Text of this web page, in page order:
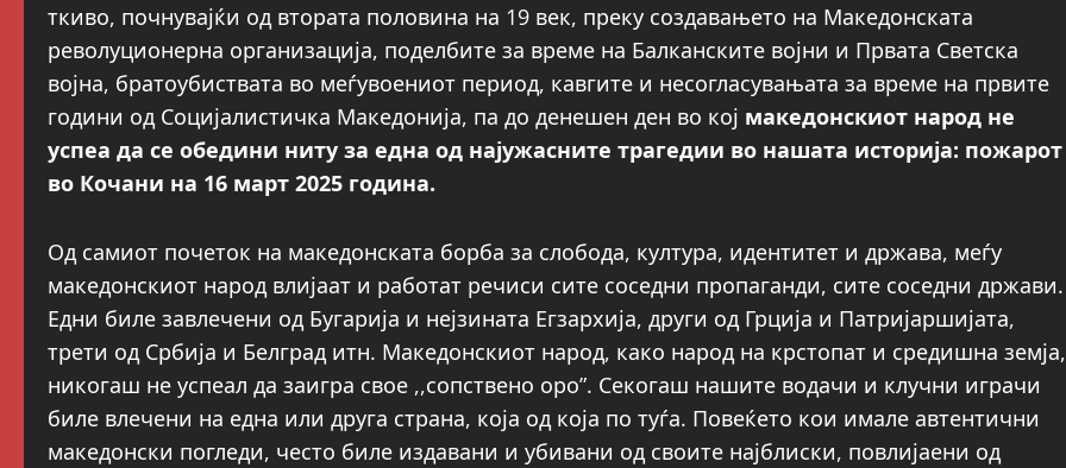
ткиво, почнувајќи од втората половина на 19 век, преку создавањето на Македонската
револуционерна организација, поделбите за време на Балканските војни и Првата Светска
војна, братоубиствата во меѓувоениот период, кавгите и несогласувањата за време на првите
години од Социјалистичка Македонија, па до денешен ден во кој македонскиот народ не
успеа да се обедини ниту за една од најужасните трагедии во нашата историја: пожарот
во Кочани на 16 март 2025 година.
Од самиот почеток на македонската борба за слобода, култура, идентитет и држава, меѓу
македонскиот народ влијаат и работат речиси сите соседни пропаганди, сите соседни држави.
Едни биле завлечени од Бугарија и нејзината Егзархија, други од Грција и Патријаршијата,
трети од Србија и Белград итн. Македонскиот народ, како народ на крстопат и средишна земја,
никогаш не успеал да заигра свое ,,сопствено оро”. Секогаш нашите водачи и клучни играчи
биле влечени на една или друга страна, која од која по туѓа. Повеќето кои имале автентични
македонски погледи, често биле издавани и убивани од своите најблиски, повлијаени од